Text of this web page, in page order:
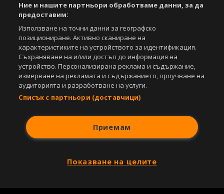
под закрила на Закона за авторското право и сродните му права.
Всички статии, репортажи, интервюта и други текстови, графични и
видео материали, публикувани в сайта, са собственост на Агенция
Спортал, освен ако изрично е посочено друго. Допуска се
публикуване на текстови материали само след писмено съгласие на
Агенция Спортал, посочване на източника и добавяне на линк към
www.sportal.bg. Използването на графични и видео материали,
публикувани в сайта, е строго забранено. Нарушителите ще бъдат
санкционирани с цялата строгост на закона.
СвалиБЕЗПЛАТНОТОприложение за:
Powered by:
Ние и нашите партньори обработваме данни, за да
предоставим:
Използване на точни данни за географско
позициониране. Активно сканиране на
характеристиките на устройството за идентификация.
Съхраняване на и/или достъп до информация на
устройство. Персонализирана реклама и съдържание,
измерване на рекламата и съдържанието, проучване на
аудиторията и разработване на услуги.
Списък с партньори (доставчици)
Приемам
Показване на целите